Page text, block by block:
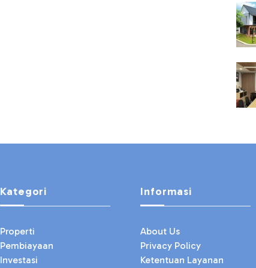
Kategori
Properti
Pembiayaan
Investasi
Informasi
About Us
Privacy Policy
Ketentuan Layanan